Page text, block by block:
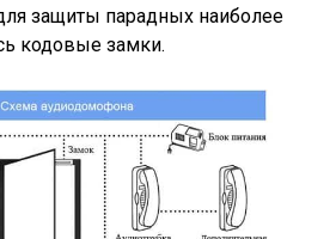
защиты парадных наиболее
кодовые замки.